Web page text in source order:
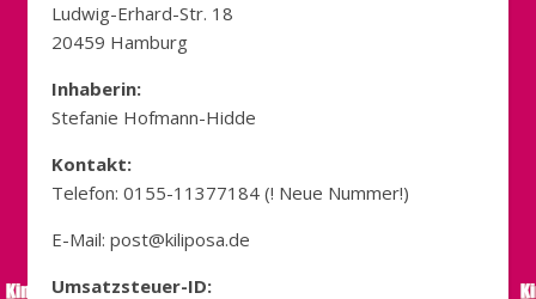
Ludwig-Erhard-Str. 18
20459 Hamburg
Inhaberin:
Stefanie Hofmann-Hidde
Kontakt:
Telefon: 0155-11377184 (! Neue Nummer!)
E-Mail: post@kiliposa.de
Umsatzsteuer-ID: